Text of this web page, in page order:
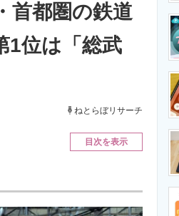
製造業のIT導入・
エネルギーの専
首都圏の鉄道
位は「総武
ねとらぼリサーチ
目次を表示